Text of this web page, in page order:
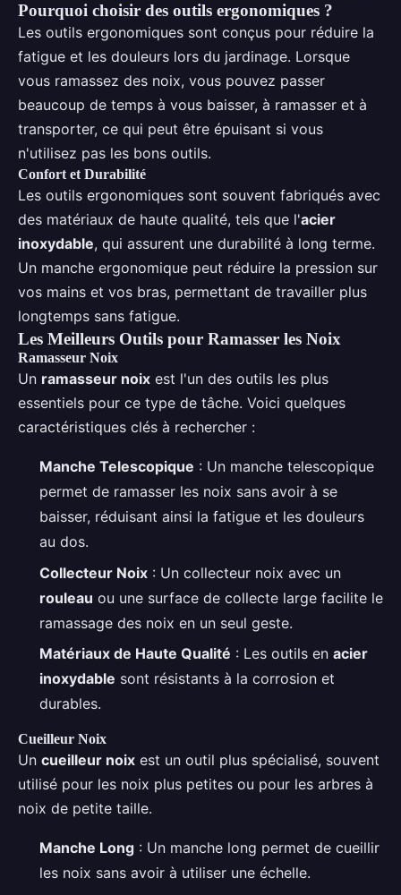
Pourquoi choisir des outils ergonomiques ?
Les outils ergonomiques sont conçus pour réduire la
fatigue et les douleurs lors du jardinage. Lorsque
vous ramassez des noix, vous pouvez passer
beaucoup de temps à vous baisser, à ramasser et à
transporter, ce qui peut être épuisant si vous
n'utilisez pas les bons outils.
Confort et Durabilité
Les outils ergonomiques sont souvent fabriqués avec
des matériaux de haute qualité, tels que l'acier
inoxydable, qui assurent une durabilité à long terme.
Un manche ergonomique peut réduire la pression sur
vos mains et vos bras, permettant de travailler plus
longtemps sans fatigue.
Les Meilleurs Outils pour Ramasser les Noix
Ramasseur Noix
Un ramasseur noix est l'un des outils les plus
essentiels pour ce type de tâche. Voici quelques
caractéristiques clés à rechercher :
Manche Telescopique : Un manche telescopique
permet de ramasser les noix sans avoir à se
baisser, réduisant ainsi la fatigue et les douleurs
au dos.
Collecteur Noix : Un collecteur noix avec un
rouleau ou une surface de collecte large facilite le
ramassage des noix en un seul geste.
Matériaux de Haute Qualité : Les outils en acier
inoxydable sont résistants à la corrosion et
durables.
Cueilleur Noix
Un cueilleur noix est un outil plus spécialisé, souvent
utilisé pour les noix plus petites ou pour les arbres à
noix de petite taille.
Manche Long : Un manche long permet de cueillir
les noix sans avoir à utiliser une échelle.